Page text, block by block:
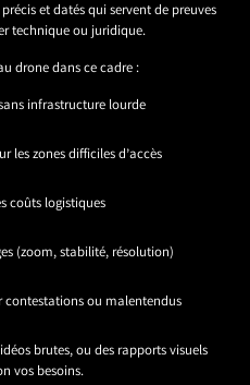
et datés qui servent de preuves
technique ou juridique.
drone dans ce cadre :
infrastructure lourde
les zones difficiles d’accès
coûts logistiques
(zoom, stabilité, résolution)
ou malentendus
brutes, ou des rapports visuels
vos besoins.